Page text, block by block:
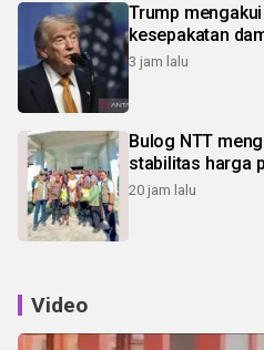
Trump
kesepakatan
3 jam lalu
Bulog NTT
stabilitas harga
20 jam lalu
Video